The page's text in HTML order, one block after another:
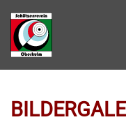
Zum Hauptinhalt